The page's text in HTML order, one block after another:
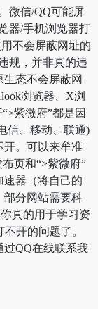
微信/QQ可能屏
器/手机浏览器打
不会屏蔽网址的
规，并非真的违
态不会屏蔽网
浏览器、X浏
紫微府”都是因
信、移动、联通)
开。可以来牟准
页和“>紫微府”
速器（将自己的
部分网站需要科
真的用于学习资
开的问题了。
QQ在线联系我